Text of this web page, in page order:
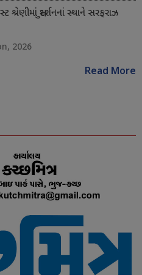
શ્રેણીમાં સુદર્શનનાં સ્થાને સરફરાઝ
2026
Read More